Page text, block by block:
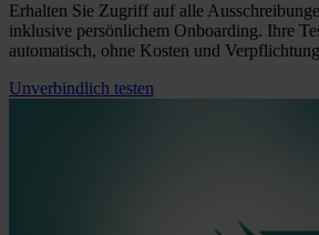
Erhalten Sie Zugriff auf alle
inklusive persönlichem Onboarding. Ihre
automatisch, ohne Kosten und
Unverbindlich testen